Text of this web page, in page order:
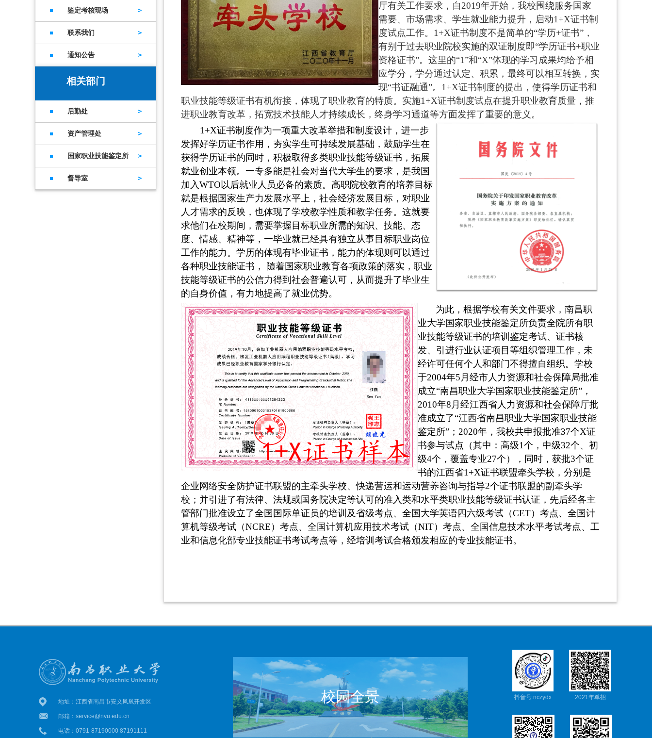
鉴定考核现场
联系我们
通知公告
相关部门
后勤处
资产管理处
国家职业技能鉴定所
督导室
厅有关工作要求，自2019年开始，我校围绕服务国家
需要、市场需求、学生就业能力提升，启动1+X证书制
度试点工作。1+X证书制度不是简单的“学历+证书”，
有别于过去职业院校实施的双证制度即“学历证书+职业
资格证书”。这里的“1”和“X”体现的学习成果均给予相
应学分，学分通过认定、积累，最终可以相互转换，实
现“书证融通”。1+X证书制度的提出，使得学历证书和
职业技能等级证书有机衔接，体现了职业教育的特质。实施1+X证书制度试点在提升职业教育质量，推
进职业教育改革，拓宽技术技能人才持续成长，终身学习通道等方面发挥了重要的意义。
1+X证书制度作为一项重大改革举措和制度设计，进一步
发挥好学历证书作用，夯实学生可持续发展基础，鼓励学生在
获得学历证书的同时，积极取得多类职业技能等级证书，拓展
就业创业本领。一专多能是社会对当代大学生的要求，是我国
加入WTO以后就业人员必备的素质。高职院校教育的培养目标
就是根据国家生产力发展水平上，社会经济发展目标，对职业
人才需求的反映，也体现了学校教学性质和教学任务。这就要
求他们在校期间，需要掌握目标职业所需的知识、技能、态
度、情感、精神等，一毕业就已经具有独立从事目标职业岗位
工作的能力。学历的体现有毕业证书，能力的体现则可以通过
各种职业技能证书， 随着国家职业教育各项政策的落实，职业
技能等级证书的公信力得到社会普遍认可，从而提升了毕业生
的自身价值，有力地提高了就业优势。
为此，根据学校有关文件要求，南昌职
业大学国家职业技能鉴定所负责全院所有职
业技能等级证书的培训鉴定考试、证书核
发、引进行业认证项目等组织管理工作，未
经许可任何个人和部门不得擅自组织。学校
于2004年5月经市人力资源和社会保障局批准
成立“南昌职业大学国家职业技能鉴定所”，
2010年8月经江西省人力资源和社会保障厅批
准成立了“江西省南昌职业大学国家职业技能
鉴定所”；2020年，我校共申报批准37个X证
书参与试点（其中：高级1个，中级32个、初
级4个，覆盖专业27个），同时，获批3个证
书的江西省1+X证书联盟牵头学校，分别是
企业网络安全防护证书联盟的主牵头学校、快递营运和运动营养咨询与指导2个证书联盟的副牵头学
校；并引进了有法律、法规或国务院决定等认可的准入类和水平类职业技能等级证书认证，先后经各主
管部门批准设立了全国国际单证员的培训及省级考点、全国大学英语四六级考试（CET）考点、全国计
算机等级考试（NCRE）考点、全国计算机应用技术考试（NIT）考点、全国信息技术水平考试考点、工
业和信息化部专业技能证书考试考点等，经培训考试合格颁发相应的专业技能证书。
地址：江西省南昌市安义凤凰开发区
邮箱：service@nvu.edu.cn
电话：0791-87190000 87191111
校园全景 抖音号:nczydx 2021年单招